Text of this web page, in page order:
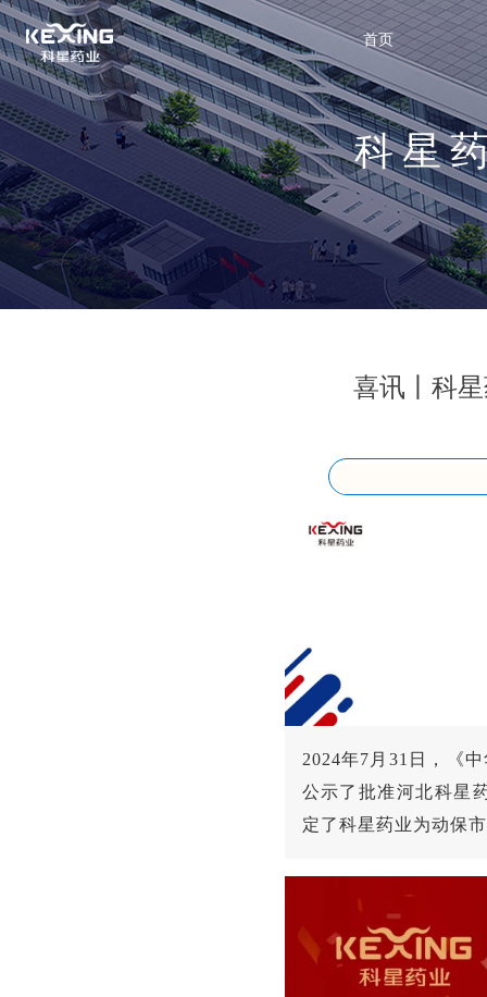
科星
首页
喜讯丨科
2024年7月31日，《
公示了批准河北科星
定了科星药业为动保